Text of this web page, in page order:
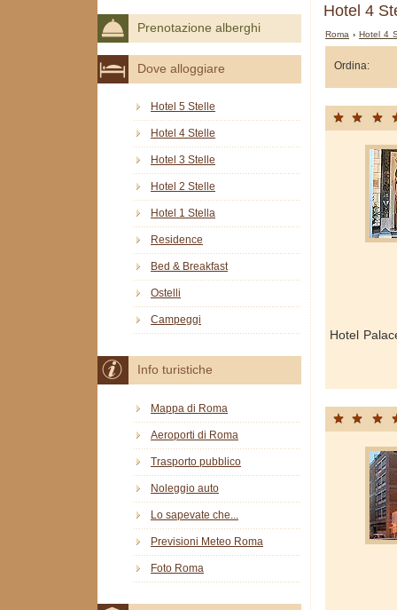
Hotel 4
Roma ›Hotel 4
Ordina:
Hotel
Prenotazione alberghi
Dove alloggiare
Hotel 5 Stelle
Hotel 4 Stelle
Hotel 3 Stelle
Hotel 2 Stelle
Hotel 1 Stella
Residence
Bed & Breakfast
Ostelli
Campeggi
Info turistiche
Mappa di Roma
Aeroporti di Roma
Trasporto pubblico
Noleggio auto
Lo sapevate che...
Previsioni Meteo Roma
Foto Roma